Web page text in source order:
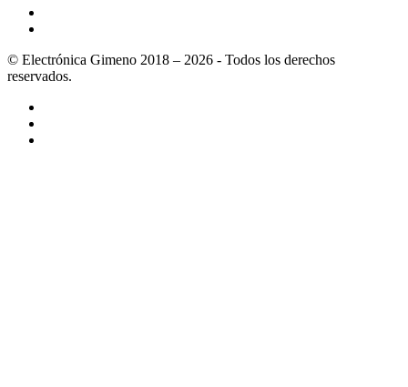
© Electrónica Gimeno 2018 – 2026 - Todos los derechos
reservados.